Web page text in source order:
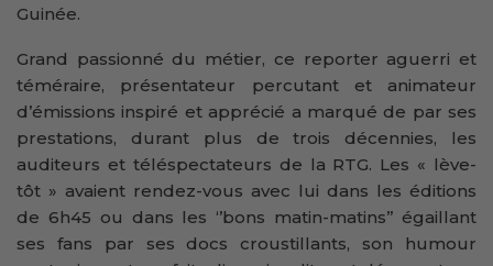
Guinée.
Grand passionné du métier, ce reporter aguerri et
téméraire, présentateur percutant et animateur
d’émissions inspiré et apprécié a marqué de par ses
prestations, durant plus de trois décennies, les
auditeurs et téléspectateurs de la RTG. Les « lève-
tôt » avaient rendez-vous avec lui dans les éditions
de 6h45 ou dans les ‘’bons matin-matins’’ égaillant
ses fans par ses docs croustillants, son humour